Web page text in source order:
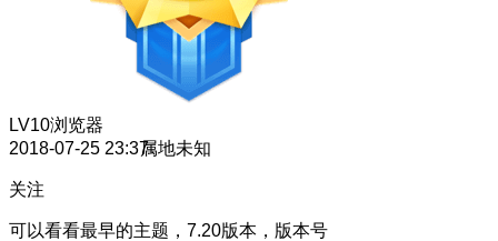
LV10浏览器
2018-07-25 23:37属地未知
关注
可以看看最早的主题，7.20版本，版本号